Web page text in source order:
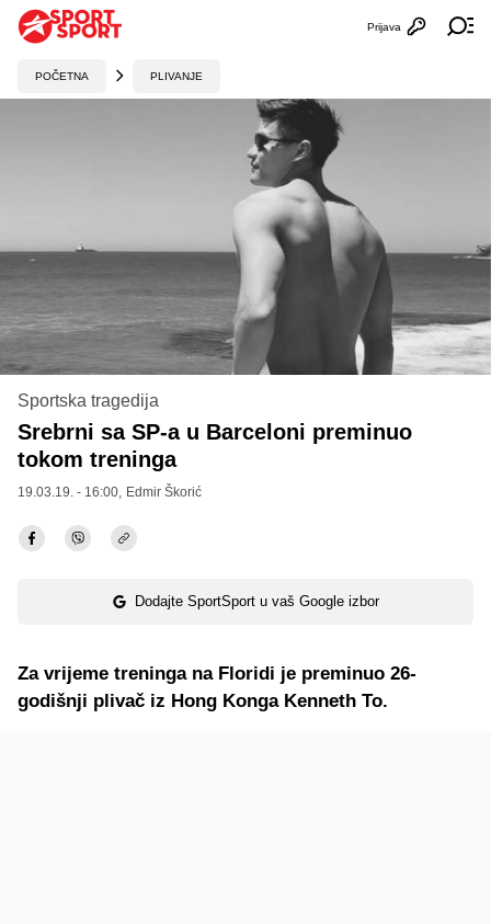
Otvori
Prijava
POČETNA PLIVANJE
Sportska tragedija
Srebrni sa SP-a u Barceloni preminuo
tokom treninga
19.03.19. - 16:00, Edmir Škorić
Dodajte SportSport u vaš Google izbor
Za vrijeme treninga na Floridi je preminuo 26-
godišnji plivač iz Hong Konga Kenneth To.